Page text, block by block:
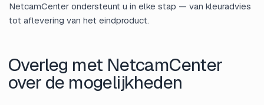
NetcamCenter ondersteunt u in elke stap — van kleuradvies
tot aflevering van het eindproduct.
Overleg met NetcamCenter
over de mogelijkheden